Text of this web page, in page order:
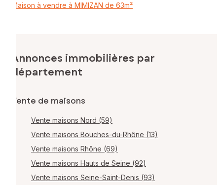
Maison à vendre à MIMIZAN de 63m²
Annonces immobilières par
département
Vente de maisons
Vente maisons Nord (59)
Vente maisons Bouches-du-Rhône (13)
Vente maisons Rhône (69)
Vente maisons Hauts de Seine (92)
Vente maisons Seine-Saint-Denis (93)